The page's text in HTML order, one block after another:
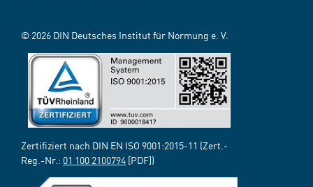
© 2026 DIN Deutsches Institut für Normung e. V.
Zertifiziert nach DIN EN ISO 9001:2015-11 (Zert.-
Reg.-Nr.: 01 100 2100794 [PDF])